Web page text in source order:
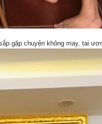
gặp chuyện không may, tai